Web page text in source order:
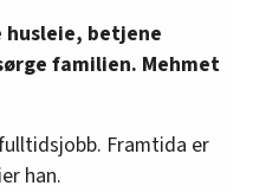
betjene
familien. Mehmet
Framtida er
han.